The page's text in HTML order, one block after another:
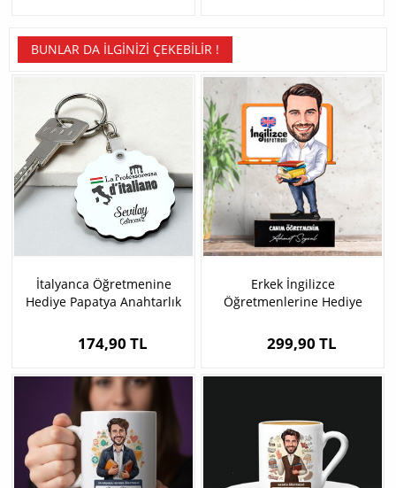
BUNLAR DA İLGINIZI ÇEKEBILIR !
İtalyanca Öğretmenine
Hediye Papatya Anahtarlık
174,90 TL
Erkek İngilizce
Öğretmenlerine Hediye
299,90 TL